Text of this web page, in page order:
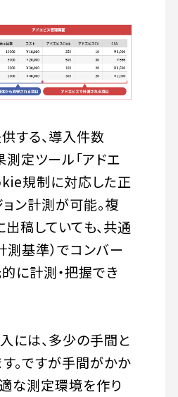
する、導入件数
定ツール「アドエ
規制に対応した正
ン計測が可能。複
稿していても、共通
測基準）でコンバー
に計測・把握でき
には、多少の手間と
。ですが手間がかか
な測定環境を作り